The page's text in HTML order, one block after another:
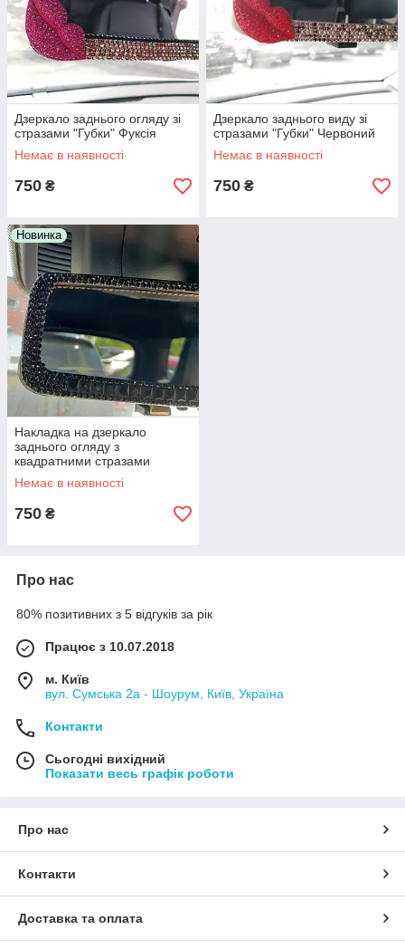
Дзеркало заднього огляду зі
стразами "Губки" Фуксія
Немає в наявності
750 ₴
Дзеркало заднього виду зі
стразами "Губки" Червоний
Немає в наявності
750 ₴
Новинка
Накладка на дзеркало
заднього огляду з
квадратними стразами
Немає в наявності
750 ₴
Про нас
80% позитивних з 5 відгуків за рік
Працює з 10.07.2018
м. Київ
вул. Сумська 2а - Шоурум, Київ, Україна
Контакти
Сьогодні вихідний
Показати весь графік роботи
Про нас
Контакти
Доставка та оплата